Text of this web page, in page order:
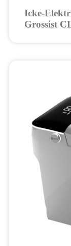
Icke-
Grossist